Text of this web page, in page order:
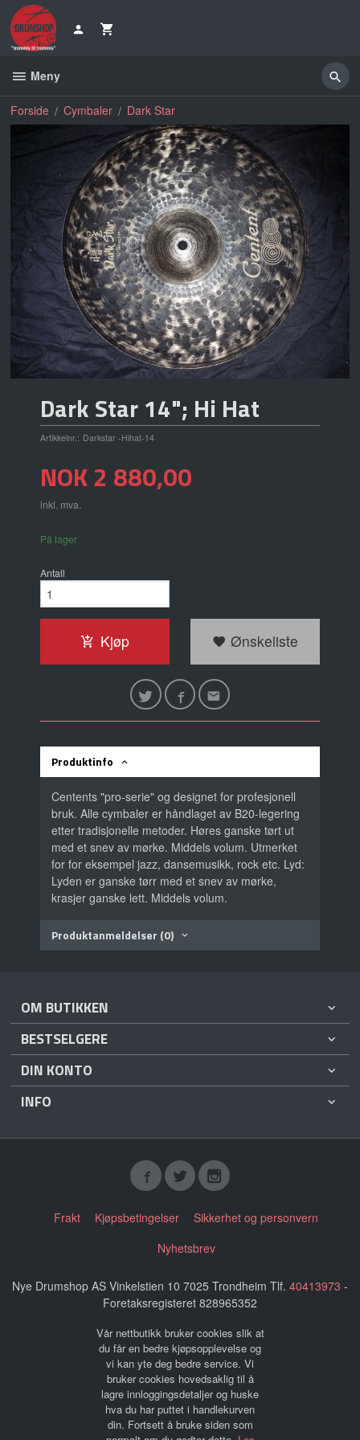
innholdet
Meny
Forside Cymbaler Dark Star
Dark Star 14"; Hi Hat
Artikkelnr.: Darkstar -Hihat-14
Pris
NOK2 880,00
inkl. mva.
På lager
Antall
Kjøp Ønskeliste
Produktinfo
Centents "pro-serie" og designet for profesjonell
bruk. Alle cymbaler er håndlaget av B20-legering
etter tradisjonelle metoder. Høres ganske tørt ut
med et snev av mørke. Middels volum. Utmerket
for for eksempel jazz, dansemusikk, rock etc. Lyd:
Lyden er ganske tørr med et snev av mørke,
krasjer ganske lett. Middels volum.
Produktanmeldelser (0)
OM BUTIKKEN
BESTSELGERE
DIN KONTO
INFO
Frakt Kjøpsbetingelser
Sikkerhet og personvern
Nyhetsbrev
Nye Drumshop AS Vinkelstien 10 7025 Trondheim Tlf. 40413973 -
Foretaksregisteret 828965352
Vår nettbutikk bruker cookies slik at
du får en bedre kjøpsopplevelse og
vi kan yte deg bedre service. Vi
bruker cookies hovedsaklig til å
lagre innloggingsdetaljer og huske
hva du har puttet i handlekurven
din. Fortsett å bruke siden som